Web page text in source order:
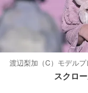
渡辺梨加（C）モデルプ
スクロ